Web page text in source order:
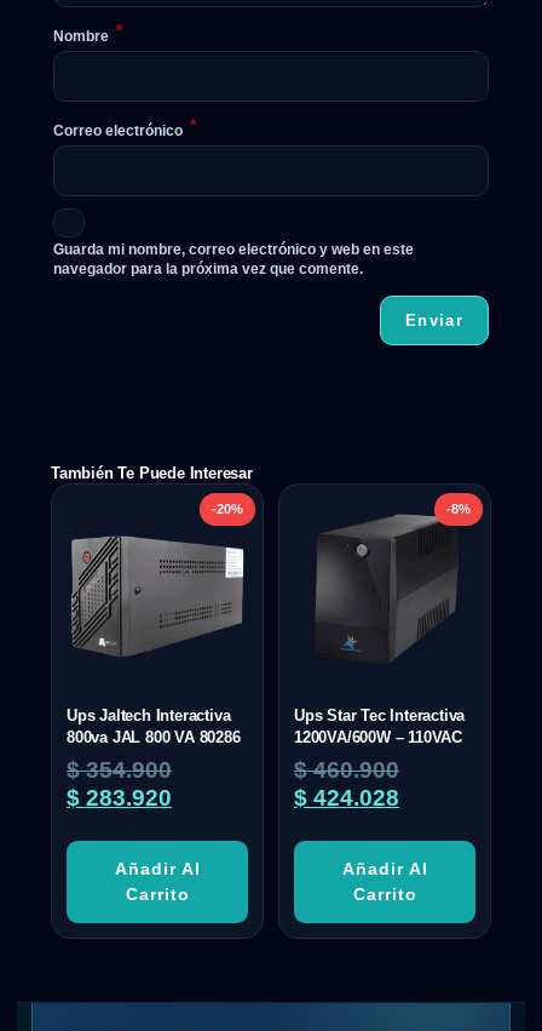
Nombre *
Correo electrónico *
Guarda mi nombre, correo electrónico y web en este
navegador para la próxima vez que comente.
También Te Puede Interesar
-20%
Ups Jaltech Interactiva
800va JAL 800 VA 80286
$354.900
$ 283.920
Añadir Al
Carrito
-8%
Ups Star Tec Interactiva
1200VA/600W – 110VAC
$460.900
$ 424.028
Añadir Al
Carrito